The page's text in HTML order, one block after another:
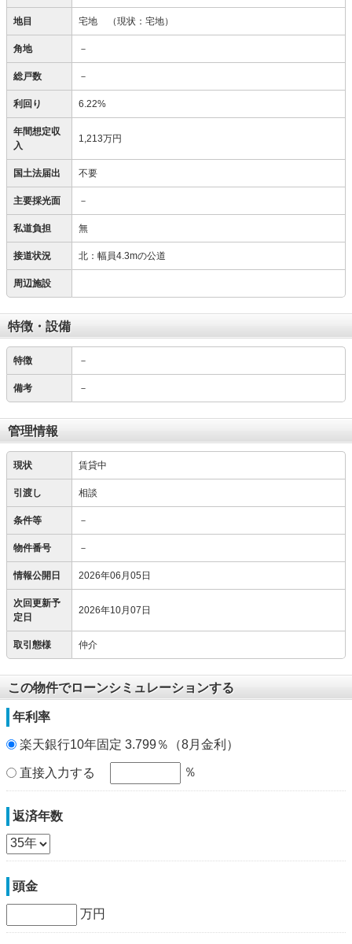
地目 宅地 （現状：宅地）
角地 －
総戸数 －
利回り 6.22%
年間想定収
入
1,213万円
国土法届出 不要
主要採光面 －
私道負担 無
接道状況 北：幅員4.3mの公道
周辺施設
特徴・設備
特徴 －
備考 －
管理情報
現状 賃貸中
引渡し 相談
条件等 －
物件番号 －
情報公開日 2026年06月05日
次回更新予
定日
2026年10月07日
取引態様 仲介
この物件でローンシミュレーションする
年利率
楽天銀行10年固定 3.799％（8月金利）
直接入力する ％
返済年数
頭金
万円